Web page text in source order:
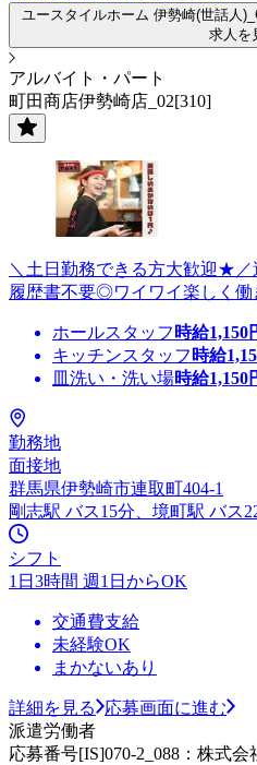
ユースタイルホーム 伊勢崎(世話人
求人を
アルバイト・パート
町田商店伊勢崎店_02[310]
＼土日勤務できる方大歓迎★／
履歴書不要◎ワイワイ楽しく
ホールスタッフ 時給1,150
キッチンスタッフ 時給
皿洗い・洗い場時給1,150
勤務地
面接地
群馬県伊勢崎市連取町404-1
剛志駅 バス15分、境町駅 バス
シフト
1日3時間 週1日からOK
交通費支給
未経験OK
まかないあり
詳細を見る
応募画面に進む
派遣労働者
応募番号[IS]070-2_088：株式